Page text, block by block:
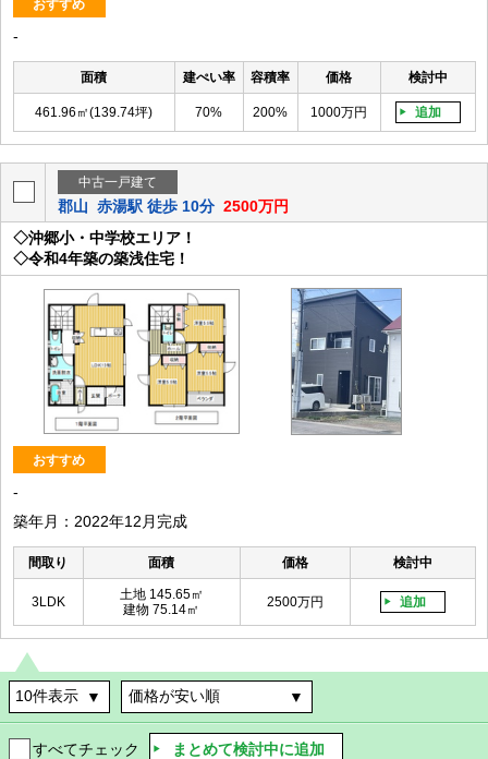
おすすめ
-
面積 建ぺい率 容積率 価格 検討中
461.96㎡(139.74坪) 70% 200% 1000万円 追加
中古一戸建て
郡山 赤湯駅 徒歩 10分 2500万円
◇沖郷小・中学校エリア！
◇令和4年築の築浅住宅！
おすすめ
-
築年月：2022年12月完成
間取り 面積 価格 検討中
3LDK
土地 145.65㎡
建物 75.14㎡
2500万円 追加
すべてチェック まとめて検討中に追加